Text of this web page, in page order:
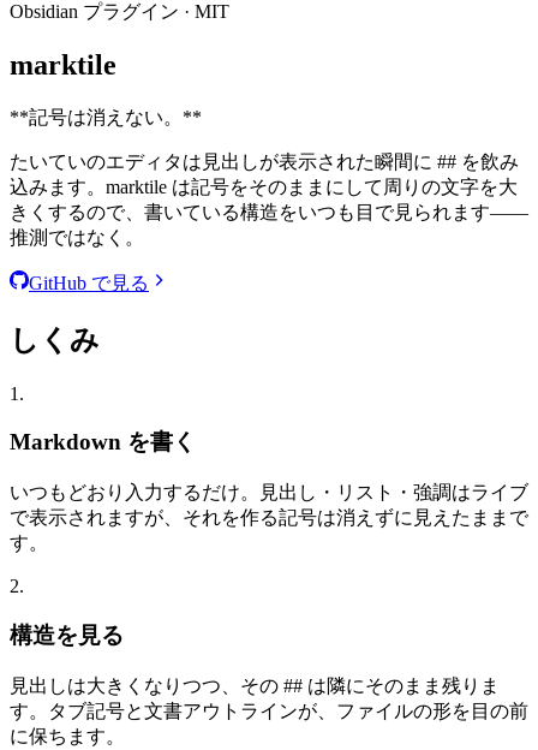
Obsidian プラグイン · MIT
marktile
**記号は消えない。 **
たいていのエディタは見出しが表示された瞬間に ## を飲み
込みます。marktile は記号をそのままにして周りの文字を大
きくするので、書いている構造をいつも目で見られます——
推測ではなく。
GitHub で見る
しくみ
1.
Markdown を書く
いつもどおり入力するだけ。見出し・リスト・強調はライブ
で表示されますが、それを作る記号は消えずに見えたままで
す。
2.
構造を見る
見出しは大きくなりつつ、その ## は隣にそのまま残りま
す。タブ記号と文書アウトラインが、ファイルの形を目の前
に保ちます。